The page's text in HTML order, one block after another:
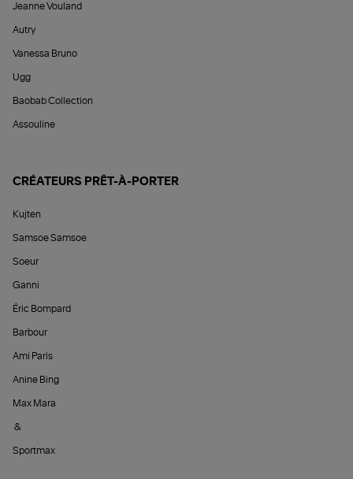
Jeanne Vouland
Autry
Vanessa Bruno
Ugg
Baobab Collection
Assouline
CRÉATEURS PRÊT-À-PORTER
Kujten
Samsoe Samsoe
Soeur
Ganni
Éric Bompard
Barbour
Ami Paris
Anine Bing
Max Mara
&
Sportmax